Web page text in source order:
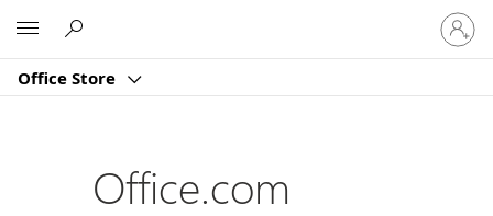
Office Store
Prijavite
se
na
Office.com